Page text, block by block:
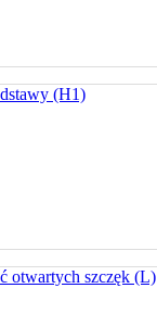
(H1)
otwartych szczęk (L)